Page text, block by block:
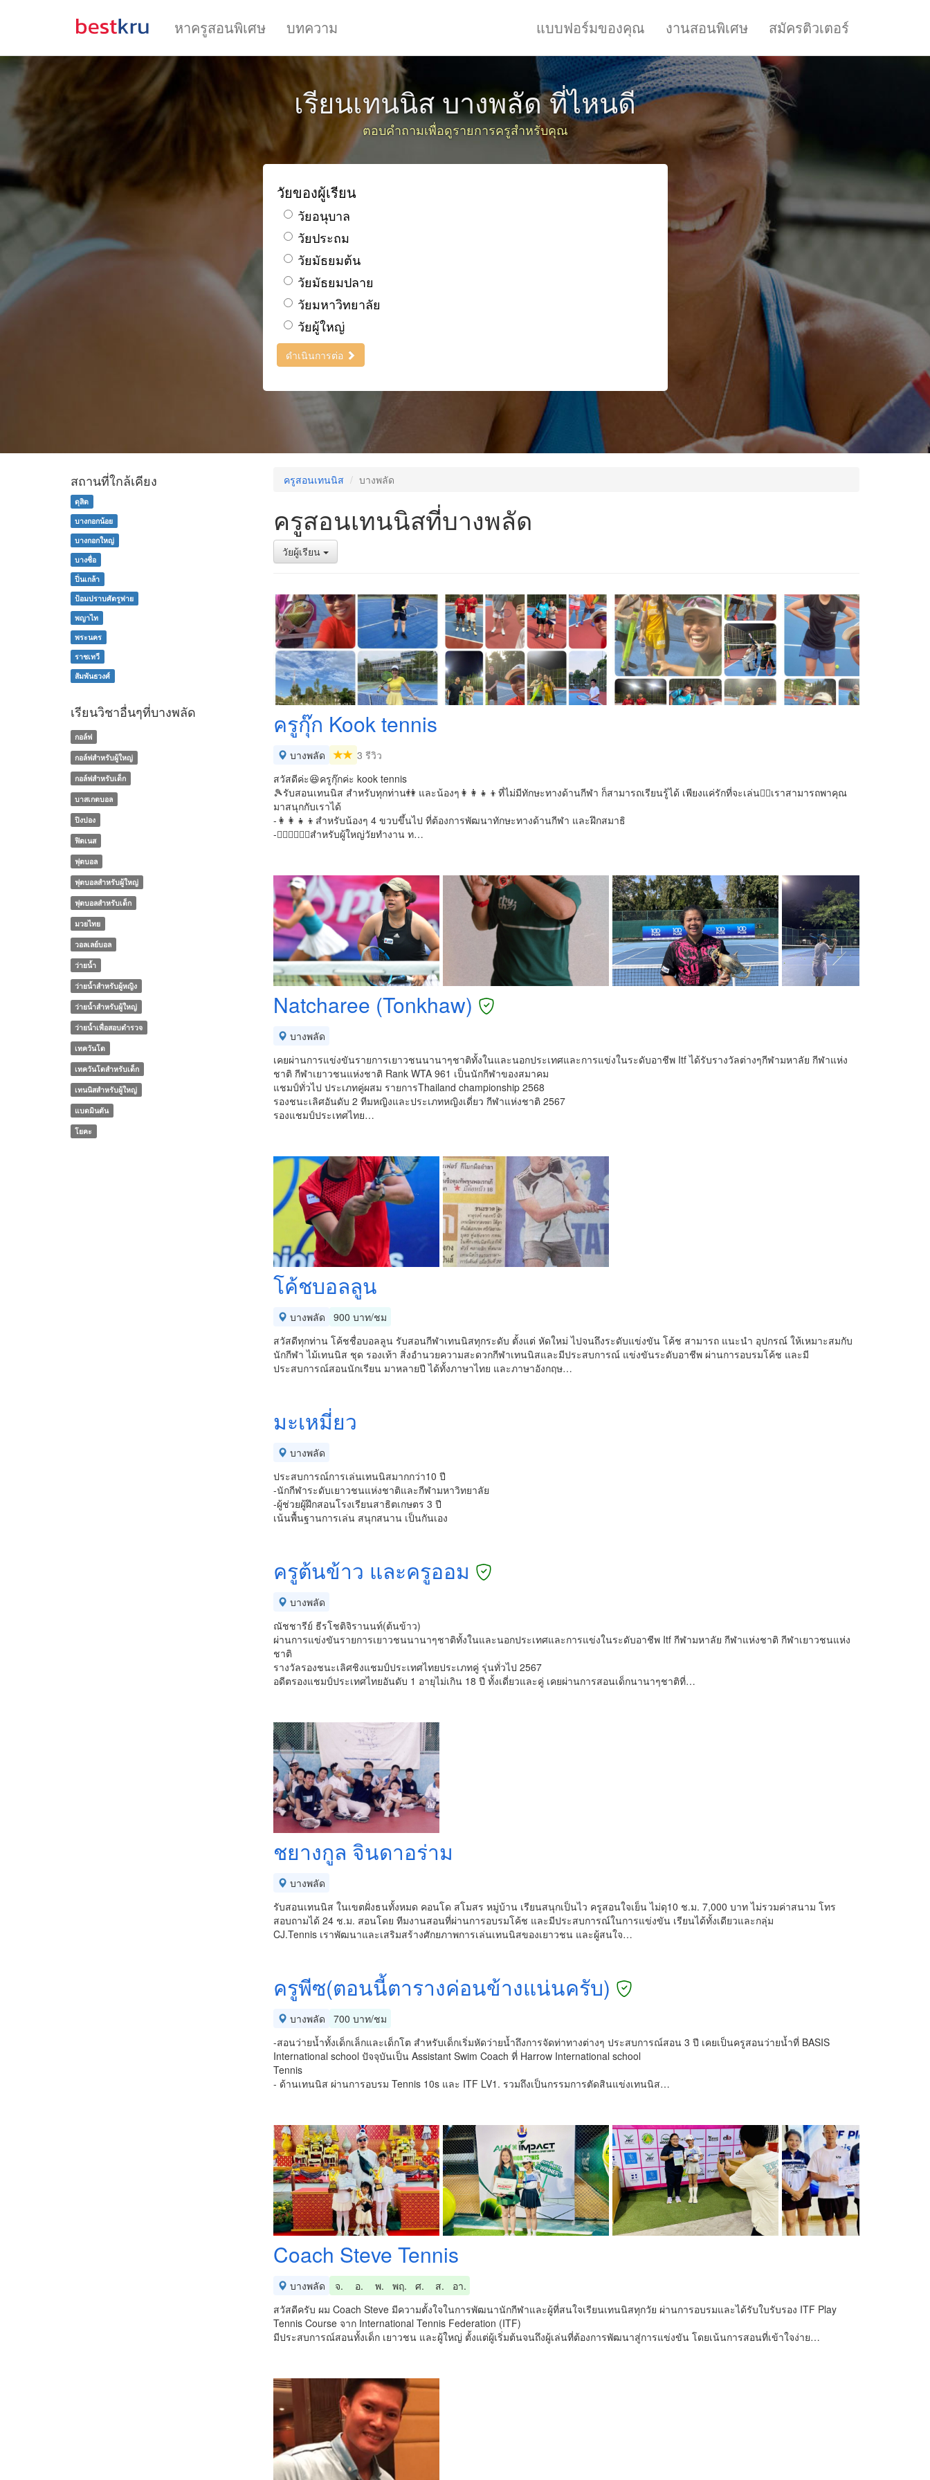
หาครูสอนพิเศษ บทความ แบบฟอร์มของคุณ งานสอนพิเศษ สมัครติวเตอร์
เรียนเทนนิส บางพลัด ที่ไหนดี
ตอบคำถามเพื่อดูรายการครูสำหรับคุณ
วัยของผู้เรียน
วัยอนุบาล
วัยประถม
วัยมัธยมต้น
วัยมัธยมปลาย
วัยมหาวิทยาลัย
วัยผู้ใหญ่
ดำเนินการต่อ
ครูสอนเทนนิส บางพลัด
ครูสอนเทนนิสที่บางพลัด
วัยผู้เรียน
ครูกุ๊ก Kook tennis
บางพลัด
3 รีวิว
สวัสดีค่ะ😆ครูกุ๊กค่ะ kook tennis
🎾รับสอนเทนนิส สำหรับทุกท่าน👫 และน้องๆ👩‍👩‍👧‍👦ที่ไม่มีทักษะทางด้านกีฬา ก็สามารถเรียนรู้ได้ เพียงแค่รักที่จะเล่น✌🏼เราสามารถพาคุณ
มาสนุกกับเราได้
-👩‍👩‍👧‍👦สำหรับน้องๆ 4 ขวบขึ้นไป ที่ต้องการพัฒนาทักษะทางด้านกีฬา และฝึกสมาธิ
-🙋🏻‍♂️🙋🏼‍♀️สำหรับผู้ใหญ่วัยทำงาน ท…
Natcharee (Tonkhaw)
บางพลัด
เคยผ่านการแข่งขันรายการเยาวชนนานาๆชาติทั้งในและนอกประเทศและการแข่งในระดับอาชีพ Itf ได้รับรางวัลต่างๆกีฬามหาลัย กีฬาแห่ง
ชาติ กีฬาเยาวชนแห่งชาติ Rank WTA 961 เป็นนักกีฬาของสมาคม
แชมป์ทั่วไป ประเภทคู่ผสม รายการThailand championship 2568
รองชนะเลิศอันดับ 2 ทีมหญิงและประเภทหญิงเดี่ยว กีฬาแห่งชาติ 2567
รองแชมป์ประเทศไทย…
โค้ชบอลลูน
บางพลัด
900 บาท/ชม
สวัสดีทุกท่าน โค้ชชื่อบอลลูน รับสอนกีฬาเทนนิสทุกระดับ ตั้งแต่ หัดใหม่ ไปจนถึงระดับแข่งขัน โค้ช สามารถ แนะนำ อุปกรณ์ ให้เหมาะสมกับ
นักกีฬา ไม้เทนนิส ชุด รองเท้า สิ่งอำนวยความสะดวกกีฬาเทนนิสและมีประสบการณ์ แข่งขันระดับอาชีพ ผ่านการอบรมโค้ช และมี
ประสบการณ์สอนนักเรียน มาหลายปี ได้ทั้งภาษาไทย และภาษาอังกฤษ…
มะเหมี่ยว
บางพลัด
ประสบการณ์การเล่นเทนนิสมากกว่า10 ปี
-นักกีฬาระดับเยาวชนแห่งชาติและกีฬามหาวิทยาลัย
-ผู้ช่วยผู้ฝึกสอนโรงเรียนสาธิตเกษตร 3 ปี
เน้นพื้นฐานการเล่น สนุกสนาน เป็นกันเอง
ครูต้นข้าว และครูออม
บางพลัด
ณัชชารีย์ ธีรโชติจิรานนท์(ต้นข้าว)
ผ่านการแข่งขันรายการเยาวชนนานาๆชาติทั้งในและนอกประเทศและการแข่งในระดับอาชีพ Itf กีฬามหาลัย กีฬาแห่งชาติ กีฬาเยาวชนแห่ง
ชาติ
รางวัลรองชนะเลิศชิงแชมป์ประเทศไทยประเภทคู่ รุ่นทั่วไป 2567
อดีตรองแชมป์ประเทศไทยอันดับ 1 อายุไม่เกิน 18 ปี ทั้งเดี่ยวและคู่ เคยผ่านการสอนเด็กนานาๆชาติที่…
ชยางกูล จินดาอร่าม
บางพลัด
รับสอนเทนนิส ในเขตฝั่งธนทั้งหมด คอนโด สโมสร หมู่บ้าน เรียนสนุกเป็นไว ครูสอนใจเย็น ไม่ดุ10 ช.ม. 7,000 บาท ไม่รวมค่าสนาม โทร
สอบถามได้ 24 ช.ม. สอนโดย ทีมงานสอนที่ผ่านการอบรมโค้ช และมีประสบการณ์ในการแข่งขัน เรียนได้ทั้งเดียวและกลุ่ม
CJ.Tennis เราพัฒนาและเสริมสร้างศักยภาพการเล่นเทนนิสของเยาวชน และผู้สนใจ…
ครูพีซ(ตอนนี้ตารางค่อนข้างแน่นครับ)
บางพลัด
700 บาท/ชม
-สอนว่ายน้ำทั้งเด็กเล็กและเด็กโต สำหรับเด็กเริ่มหัดว่ายน้ำถึงการจัดท่าทางต่างๆ ประสบการณ์สอน 3 ปี เคยเป็นครูสอนว่ายน้ำที่ BASIS
International​ school ปัจจุบันเป็น Assistant Swim Coach ที่ Harrow International school
Tennis
- ด้านเทนนิส ผ่านการอบรม Tennis 10s และ ITF LV1. รวมถึงเป็นกรรมการตัดสินแข่งเทนนิส…
Coach Steve Tennis
บางพลัด จ. อ. พ. พฤ. ศ. ส.
อา.
สวัสดีครับ ผม Coach Steve มีความตั้งใจในการพัฒนานักกีฬาและผู้ที่สนใจเรียนเทนนิสทุกวัย ผ่านการอบรมและได้รับใบรับรอง ITF Play
Tennis Course จาก International Tennis Federation (ITF)
มีประสบการณ์สอนทั้งเด็ก เยาวชน และผู้ใหญ่ ตั้งแต่ผู้เริ่มต้นจนถึงผู้เล่นที่ต้องการพัฒนาสู่การแข่งขัน โดยเน้นการสอนที่เข้าใจง่าย…
สถานที่ใกล้เคียง
ดุสิต
บางกอกน้อย
บางกอกใหญ่
บางซื่อ
ปิ่นเกล้า
ป้อมปราบศัตรูพ่าย
พญาไท
พระนคร
ราชเทวี
สัมพันธวงศ์
เรียนวิชาอื่นๆที่บางพลัด
กอล์ฟ
กอล์ฟสำหรับผู้ใหญ่
กอล์ฟสำหรับเด็ก
บาสเกตบอล
ปิงปอง
ฟิตเนส
ฟุตบอล
ฟุตบอลสำหรับผู้ใหญ่
ฟุตบอลสำหรับเด็ก
มวยไทย
วอลเลย์บอล
ว่ายน้ำ
ว่ายน้ำสำหรับผู้หญิง
ว่ายน้ำสำหรับผู้ใหญ่
ว่ายน้ำเพื่อสอบตำรวจ
เทควันโด
เทควันโดสำหรับเด็ก
เทนนิสสำหรับผู้ใหญ่
แบดมินตัน
โยคะ